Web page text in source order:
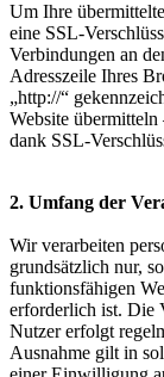
Um Ihre
eine SSL-
Verbindungen an
Adresszeile Ihres
„http://“
Website
dank SSL-
2. Umfang der
Wir verarbeiten
grundsätzlich nur,
funktionsfähigen
erforderlich ist. Die
Nutzer erfolgt
Ausnahme gilt in